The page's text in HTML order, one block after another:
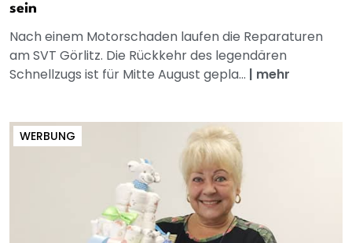
sein
Nach einem Motorschaden laufen die Reparaturen
am SVT Görlitz. Die Rückkehr des legendären
Schnellzugs ist für Mitte August gepla... | mehr
WERBUNG